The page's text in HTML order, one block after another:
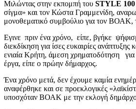
Μιλώντας στην εκπομπή του STYLE 100
σίγμα» και τον Κώστα Γραμμενίδη,
μονοθεματικό συμβούλιο για τον ΒΟΑΚ,
Εγινε πριν ένα χρόνο, είπε, βγήκε
διεκδίκηση για ίσες ευκαιρίες ανάπτυξης
ενιαία Κρήτη, άμεση χρηματοδότηση για
έργα, είπε ο πρώην δήμαρχος.
Ένα χρόνο μετά, δεν έχουμε καμία
αναφέρθηκε και σε προεκλογικές
υποσχόταν ΒΟΑΚ με την εκλογή